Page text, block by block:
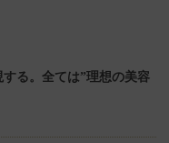
る。 全ては”理想の美容